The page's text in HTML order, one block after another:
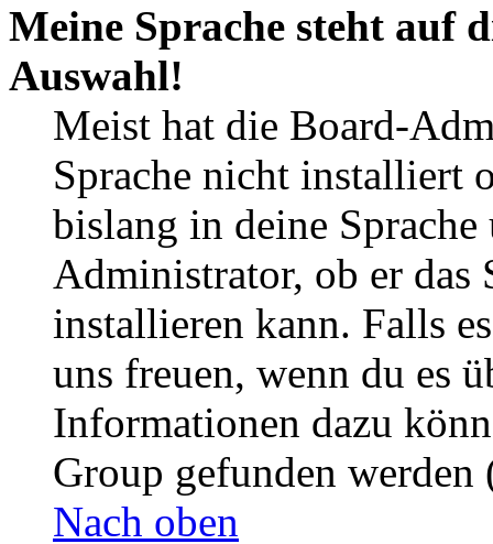
Meine Sprache steht auf
Auswahl!
Meist hat die Board-
Sprache nicht installiert
bislang in deine
Administrator, ob er das
installieren kann. Falls
uns freuen, wenn du es
Informationen dazu
Group gefunden
Nach oben